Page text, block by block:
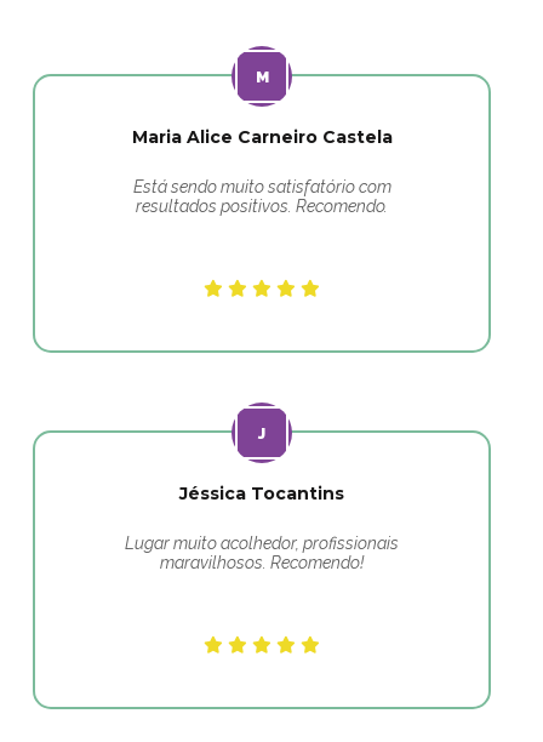
Maria Alice Carneiro Castela
Está sendo muito satisfatório com
resultados positivos. Recomendo.
Jéssica Tocantins
Lugar muito acolhedor, profissionais
maravilhosos. Recomendo!